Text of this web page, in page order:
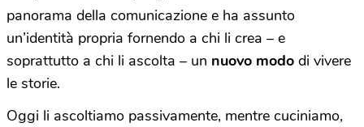
panorama della comunicazione e ha assunto
un’identità propria fornendo a chi li crea – e
soprattutto a chi li ascolta – un nuovo modo di vivere
le storie.
Oggi li ascoltiamo passivamente, mentre cuciniamo,